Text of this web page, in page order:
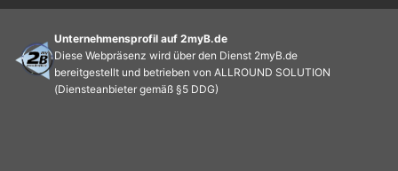
Unternehmensprofil auf 2myB.de
Diese Webpräsenz wird über den Dienst 2myB.de
bereitgestellt und betrieben von ALLROUND SOLUTION
(Diensteanbieter gemäß §5 DDG)